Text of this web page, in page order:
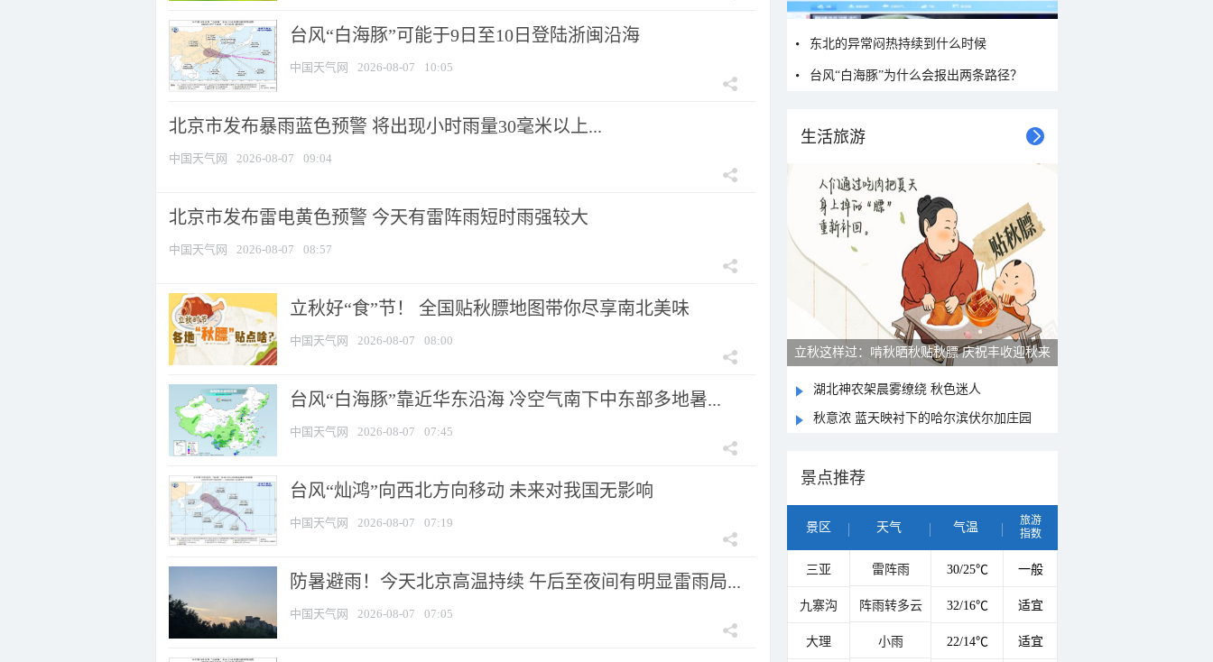
台风“白海豚”可能于9日至10日登陆浙闽沿海
中国天气网 2026-08-07 10:05
北京市发布暴雨蓝色预警 将出现小时雨量30毫米以上...
中国天气网 2026-08-07 09:04
北京市发布雷电黄色预警 今天有雷阵雨短时雨强较大
中国天气网 2026-08-07 08:57
立秋好“食”节！ 全国贴秋膘地图带你尽享南北美味
中国天气网 2026-08-07 08:00
台风“白海豚”靠近华东沿海 冷空气南下中东部多地暑...
中国天气网 2026-08-07 07:45
台风“灿鸿”向西北方向移动 未来对我国无影响
中国天气网 2026-08-07 07:19
防暑避雨！今天北京高温持续 午后至夜间有明显雷雨局...
中国天气网 2026-08-07 07:05
东北的异常闷热持续到什么时候
台风“白海豚”为什么会报出两条路径？
生活旅游
立秋这样过：啃秋晒秋贴秋膘 庆祝丰收迎秋来
湖北神农架晨雾缭绕 秋色迷人
秋意浓 蓝天映衬下的哈尔滨伏尔加庄园
景点推荐
景区 天气 气温
旅游
指数
三亚 雷阵雨 30/25℃ 一般
九寨沟 阵雨转多云 32/16℃ 适宜
大理 小雨 22/14℃ 适宜